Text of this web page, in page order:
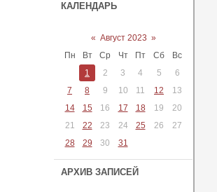
КАЛЕНДАРЬ
« Август 2023 »
Пн
Вт Ср Чт Пт Сб
Вс
1
2 3 4 5
6
7
8 9 10 11 12
13
14
15 16 17 18 19
20
21
22 23 24 25 26
27
28
29 30 31
АРХИВ ЗАПИСЕЙ